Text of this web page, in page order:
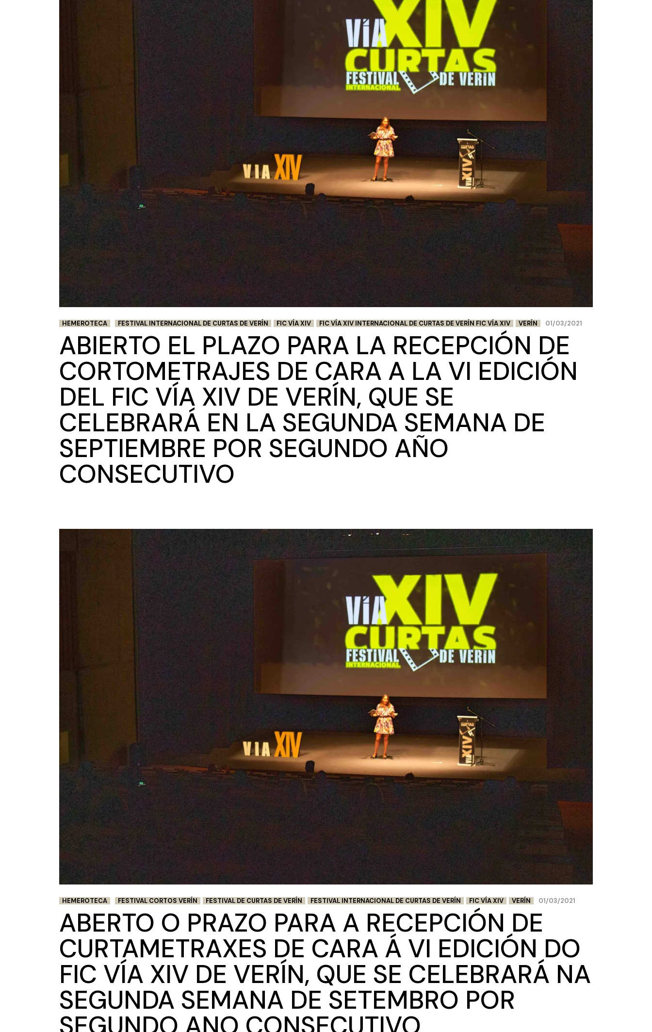
HEMEROTECA FESTIVAL INTERNACIONAL DE CURTAS DE VERÍN FIC VÍA XIV FIC VÍA XIV INTERNACIONAL DE CURTAS DE VERÍN FIC VÍA XIV VERÍN 01/03/2021
ABIERTO EL PLAZO PARA LA RECEPCIÓN DE
CORTOMETRAJES DE CARA A LA VI EDICIÓN
DEL FIC VÍA XIV DE VERÍN, QUE SE
CELEBRARÁ EN LA SEGUNDA SEMANA DE
SEPTIEMBRE POR SEGUNDO AÑO
CONSECUTIVO
HEMEROTECA FESTIVAL CORTOS VERÍN FESTIVAL DE CURTAS DE VERÍN FESTIVAL INTERNACIONAL DE CURTAS DE VERÍN FIC VÍA XIV VERÍN 01/03/2021
ABERTO O PRAZO PARA A RECEPCIÓN DE
CURTAMETRAXES DE CARA Á VI EDICIÓN DO
FIC VÍA XIV DE VERÍN, QUE SE CELEBRARÁ NA
SEGUNDA SEMANA DE SETEMBRO POR